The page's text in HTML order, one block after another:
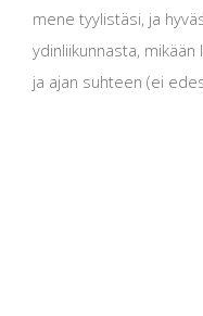
mene tyylistäsi, ja
ydinliikunnasta,
ja ajan suhteen (ei